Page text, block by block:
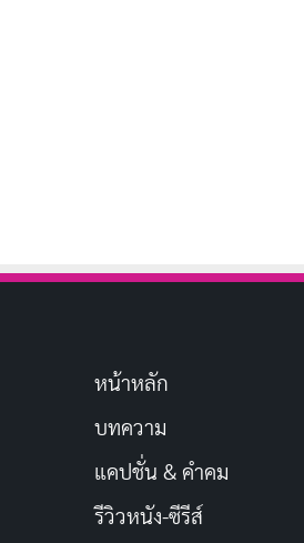
หน้าหลัก
บทความ
แคปชั่น & คำคม
รีวิวหนัง-ซีรีส์